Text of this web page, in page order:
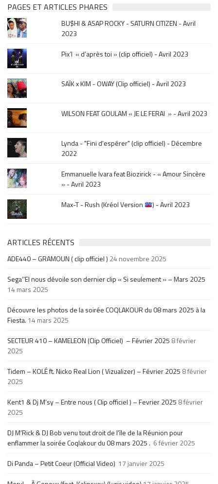
&
musique,
click
sur
le
mois
de
la
sortie
PAGES ET ARTICLES PHARES
BU$HI & ASAP ROCKY - SATURN CITIZEN - Avril
2023
Pix’l « d’après toi » (clip officiel) - Avril 2023
SAÏK x KIM - OWAY (Clip officiel) - Avril 2023
WILSON FEAT GOULAM « JE LE FERAI » - Avril 2023
Lynda - "Fini d'espérer" (clip officiel) - Décembre
2022
Emmanuelle Ivara feat Biozirick - « Amour Sincère
» - Avril 2023
Max-T - Rush (Kréol Version
) - Avril 2023
ARTICLES RÉCENTS
ADE440 – GRAMOUN ( clip officiel ) 24 novembre 2025
Sega’’El nous dévoile son dernier clip « Si seulement » – Mars 2025
14 mars 2025
Découvre les photos de la soirée COQLAKOUR du 08 mars 2025 à la
Fiesta. 14 mars 2025
SECTEUR 410 – KAMELEON (Clip Officiel) – Février 2025 8 février
2025
Tidem – KOLÉ ft. Nicko Real Lion ( Vizualizer) – Février 2025 8 février
2025
Kent1 & Dj M’sy – Entre nous ( Clip officiel ) – Fevrier 2025 8 février
2025
DJ M’Rick & DJ Bob venu tout droit de l’île de la Réunion pour
enflammer la soirée Coqlakour du 08 mars 2025 . 6 février 2025
Di Panda – Petit Coeur (Official Video) 17 janvier 2025